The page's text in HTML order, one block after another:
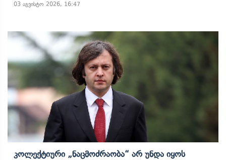
03 აგვისტო 2026, 16:47
Კოლექტიური „ნაცმოძრაობა“ Არ Უნდა Იყოს